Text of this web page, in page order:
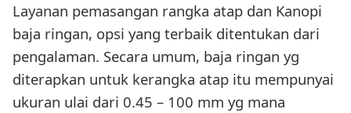
Layanan pemasangan rangka atap dan Kanopi
baja ringan, opsi yang terbaik ditentukan dari
pengalaman. Secara umum, baja ringan yg
diterapkan untuk kerangka atap itu mempunyai
ukuran ulai dari 0.45 – 100 mm yg mana